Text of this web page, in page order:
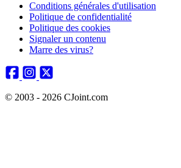
Conditions générales d'utilisation
Politique de confidentialité
Politique des cookies
Signaler un contenu
Marre des virus?
© 2003 - 2026 CJoint.com